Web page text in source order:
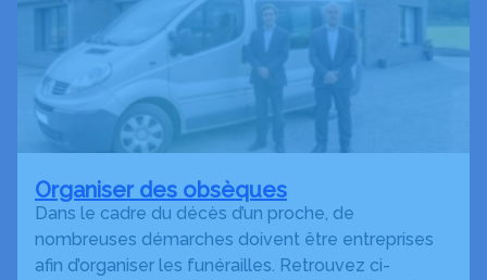
Organiser des obsèques
Dans le cadre du décès d’un proche, de
nombreuses démarches doivent être entreprises
afin d’organiser les funérailles. Retrouvez ci-